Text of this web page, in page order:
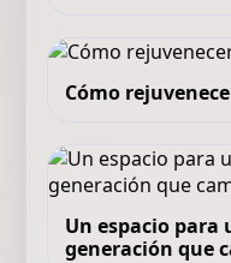
Cómo
Un espacio para
generación que